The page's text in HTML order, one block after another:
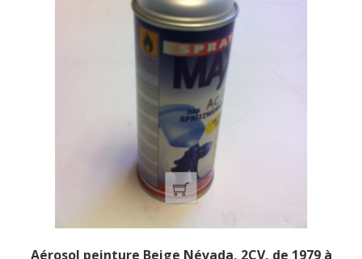
Aérosol peinture Beige Névada, 2CV, de 1979 à